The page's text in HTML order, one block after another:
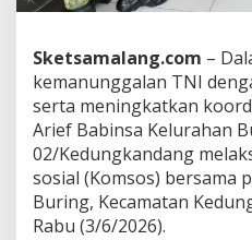
n
r
g
t
a
s
e
n
Sketsamalang.com –
kemanunggalan TNI
serta meningkatkan
Arief Babinsa Kelurahan
02/Kedungkandang
sosial (Komsos) bersama
Buring, Kecamatan
Rabu (3/6/2026).